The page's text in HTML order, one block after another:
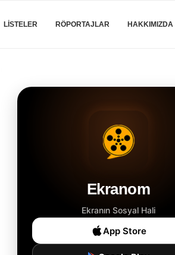
LISTELER RÖPORTAJLAR HAKKIMIZDA
Ekranom
Ekranın Sosyal Hali
App Store